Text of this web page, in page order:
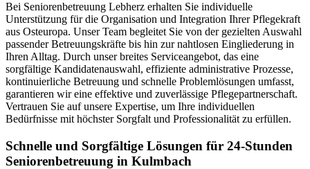
Bei Seniorenbetreuung Lebherz erhalten Sie individuelle
Unterstützung für die Organisation und Integration Ihrer Pflegekraft
aus Osteuropa. Unser Team begleitet Sie von der gezielten Auswahl
passender Betreuungskräfte bis hin zur nahtlosen Eingliederung in
Ihren Alltag. Durch unser breites Serviceangebot, das eine
sorgfältige Kandidatenauswahl, effiziente administrative Prozesse,
kontinuierliche Betreuung und schnelle Problemlösungen umfasst,
garantieren wir eine effektive und zuverlässige Pflegepartnerschaft.
Vertrauen Sie auf unsere Expertise, um Ihre individuellen
Bedürfnisse mit höchster Sorgfalt und Professionalität zu erfüllen.
Schnelle und Sorgfältige Lösungen für 24-Stunden
Seniorenbetreuung in Kulmbach